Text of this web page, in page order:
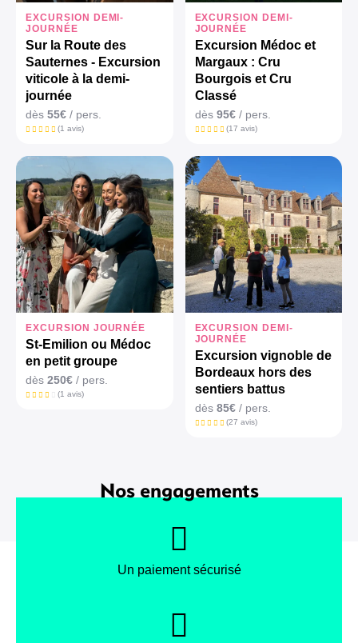
EXCURSION DEMI-
JOURNÉE
Sur la Route des
Sauternes - Excursion
viticole à la demi-
journée
dès 55€ / pers.
(1 avis)
EXCURSION DEMI-
JOURNÉE
Excursion Médoc et
Margaux : Cru
Bourgois et Cru
Classé
dès 95€/ pers.
(17 avis)
EXCURSION JOURNÉE
St-Emilion ou Médoc
en petit groupe
dès 250€ / pers.
(1 avis)
EXCURSION DEMI-
JOURNÉE
Excursion vignoble de
Bordeaux hors des
sentiers battus
dès 85€/ pers.
(27 avis)
Nos engagements
Un paiement sécurisé